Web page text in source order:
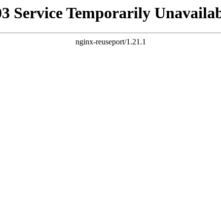
Service Temporarily
nginx-reuseport/1.21.1